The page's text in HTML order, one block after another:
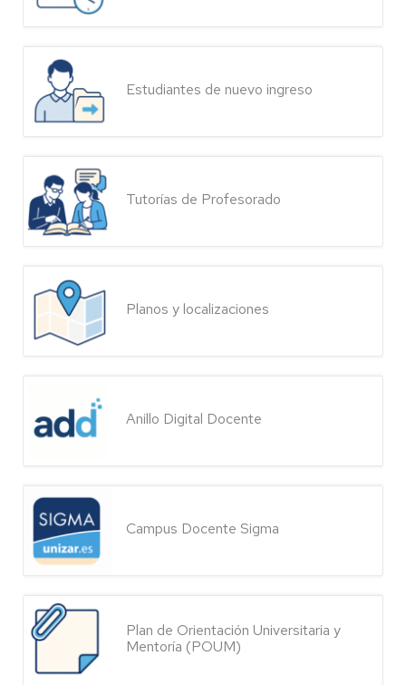
Estudiantes de nuevo ingreso
Tutorías de Profesorado
Planos y localizaciones
Anillo Digital Docente
Campus Docente Sigma
Plan de Orientación Universitaria y
Mentoría (POUM)